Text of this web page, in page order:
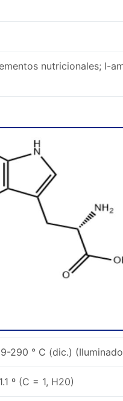
nutricionales; l-
290 ° C (dic.)
º (C = 1, H20)